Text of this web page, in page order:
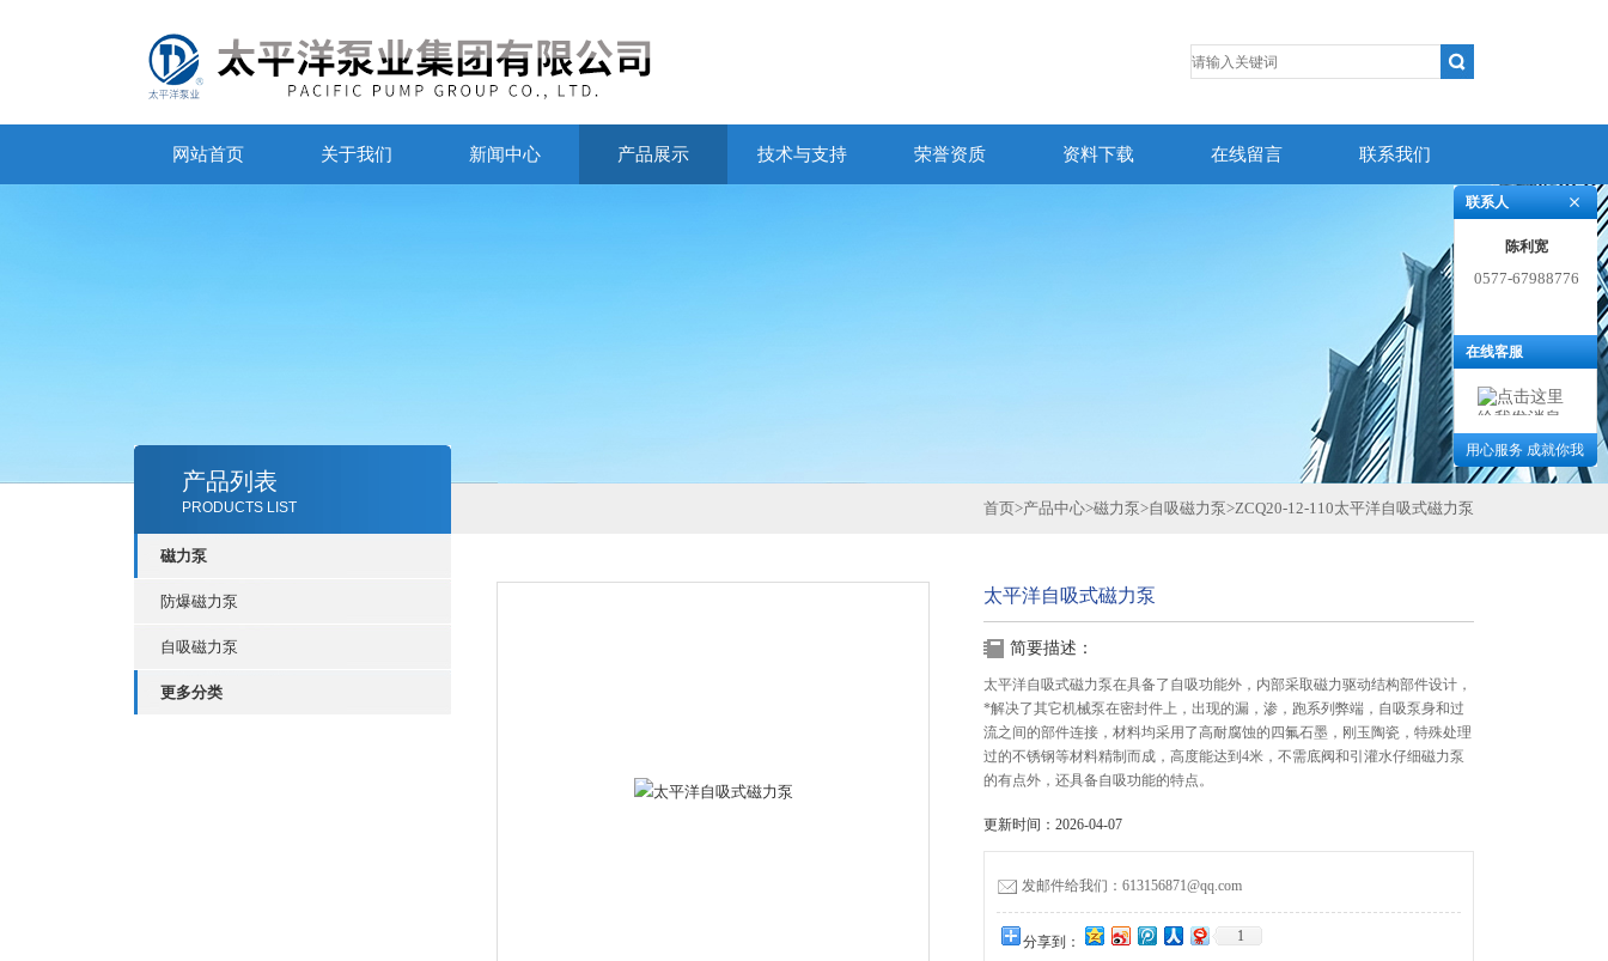
网站首页 关于我们 新闻中心 产品展示 技术与支持 荣誉资质 资料下载 在线留言 联系我们
产品列表
PRODUCTS LIST
磁力泵
防爆磁力泵
自吸磁力泵
更多分类
首页>产品中心>磁力泵>自吸磁力泵>ZCQ20-12-110太平洋自吸式磁力泵
太平洋自吸式磁力泵
简要描述：
太平洋自吸式磁力泵在具备了自吸功能外，内部采取磁力驱动结构部件设计，
*解决了其它机械泵在密封件上，出现的漏，渗，跑系列弊端，自吸泵身和过
流之间的部件连接，材料均采用了高耐腐蚀的四氟石墨，刚玉陶瓷，特殊处理
过的不锈钢等材料精制而成，高度能达到4米，不需底阀和引灌水仔细磁力泵
的有点外，还具备自吸功能的特点。
更新时间：2026-04-07
发邮件给我们：613156871@qq.com
分享到： 1
联系人
陈利宽
0577-67988776
在线客服
用心服务 成就你我